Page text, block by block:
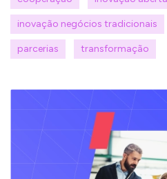
inovação negócios tradicionais
parcerias transformação